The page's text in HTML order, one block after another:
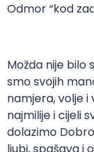
Odmor “kod
Možda nije bilo
smo svojih
namjera, volje i
najmilije i cijeli
dolazimo
ljubi, spašava i